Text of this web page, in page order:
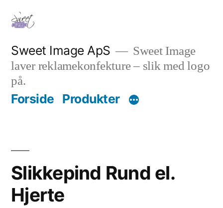
Videre
indhold
Sweet Image ApS
Sweet Image
laver reklamekonfekture – slik med logo
på.
Forside Produkter
Slikkepind Rund el.
Hjerte